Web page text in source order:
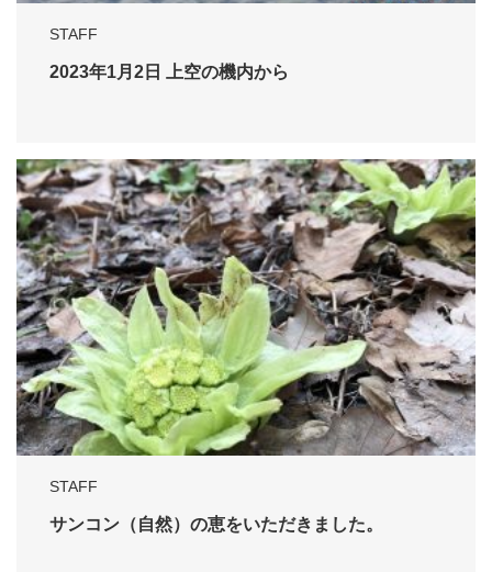
STAFF
2023年1月2日 上空の機内から
STAFF
サンコン（自然）の恵をいただきました。